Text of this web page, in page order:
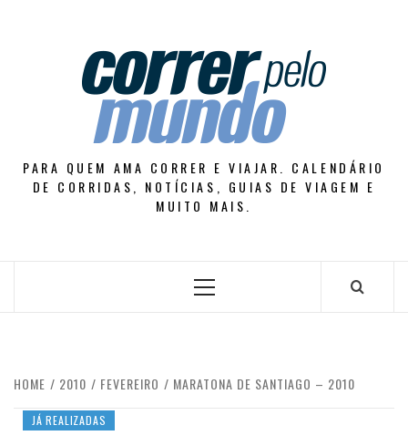
PARA QUEM AMA CORRER E VIAJAR. CALENDÁRIO
DE CORRIDAS, NOTÍCIAS, GUIAS DE VIAGEM E
MUITO MAIS.
Primary
HOME 2010 FEVEREIRO MARATONA DE SANTIAGO – 2010
JÁ REALIZADAS